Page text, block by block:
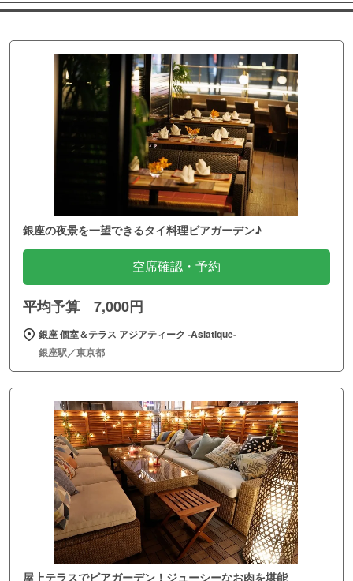
銀座の夜景を一望できるタイ料理ビアガーデン♪
空席確認・予約
平均予算 7,000円
銀座 個室＆テラス アジアティーク ‐Asiatique‐
銀座駅／東京都
屋上テラスでビアガーデン！ジューシーなお肉を堪能